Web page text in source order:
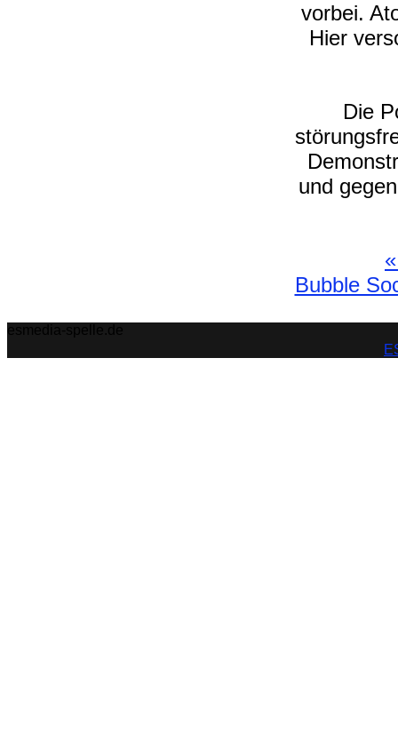
vorbei.
Hier
Die
und
«
Bubble